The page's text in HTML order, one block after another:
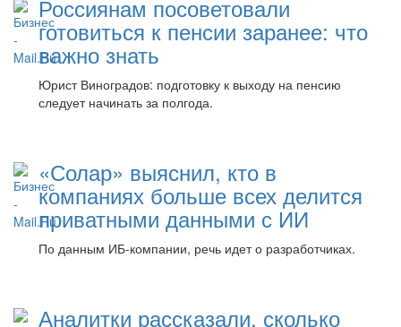
Россиянам посоветовали
готовиться к пенсии заранее: что
важно знать
Юрист Виноградов: подготовку к выходу на пенсию
следует начинать за полгода.
«Солар» выяснил, кто в
компаниях больше всех делится
приватными данными с ИИ
По данным ИБ-компании, речь идет о разработчиках.
Аналитки рассказали, сколько